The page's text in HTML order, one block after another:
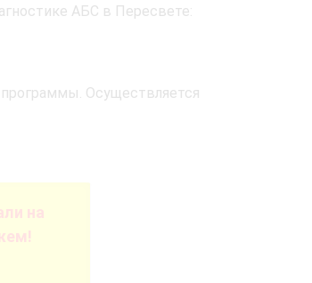
АБС в Пересвете:
Осуществляется
на